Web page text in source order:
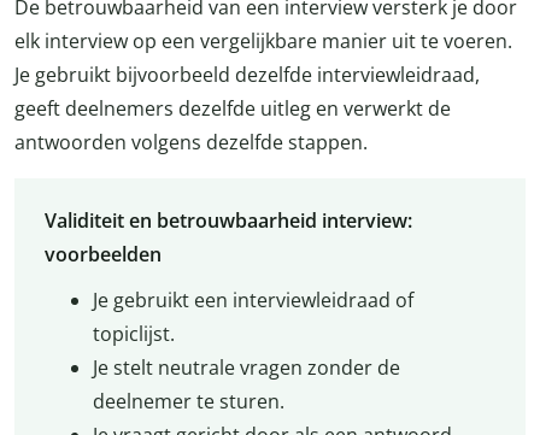
De betrouwbaarheid van een interview versterk je door
elk interview op een vergelijkbare manier uit te voeren.
Je gebruikt bijvoorbeeld dezelfde interviewleidraad,
geeft deelnemers dezelfde uitleg en verwerkt de
antwoorden volgens dezelfde stappen.
Validiteit en betrouwbaarheid interview:
voorbeelden
Je gebruikt een interviewleidraad of
topiclijst.
Je stelt neutrale vragen zonder de
deelnemer te sturen.